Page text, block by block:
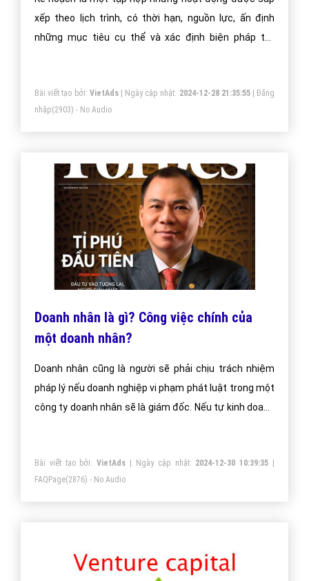
xếp theo lịch trình, có thời hạn, nguồn lực, ấn định
những mục tiêu cụ thể và xác định biện pháp tốt
Bài viết tạo bởi: VietAds| Ngày cập nhật: 2024-12-28 21:35:55|Đăng
nhập(2903) - No Audio
Doanh nhân là gì? Công việc chính của
một doanh nhân?
Doanh nhân cũng là người sẽ phải chịu trách nhiệm
pháp lý nếu doanh nghiệp vi phạm phát luật trong một
công ty doanh nhân sẽ là giám đốc. Nếu tự kinh doanh
Bài viết tạo bởi:VietAds | Ngày cập nhật: 2024-12-30 10:39:35
FAQPage(2876) - No Audio